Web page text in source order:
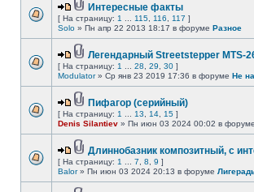
Интересные факты
[ На страницу: 1 115 116 117 ]
Solo » Пн апр 22 2013 18:17 в форуме Разное
Легендарный Streetstepper MTS-
[ На страницу: 1 28 29 30 ]
Modulator» Ср янв 23 2019 17:36 в форуме Не
Пифагор (серийный)
[ На страницу: 1 13 14 15 ]
Denis Silantiev » Пн июн 03 2024 00:02 в форуме
Длиннобазник композитный, с
[ На страницу: 1 7 8 9 ]
Balor» Пн июн 03 2024 20:13 в форуме